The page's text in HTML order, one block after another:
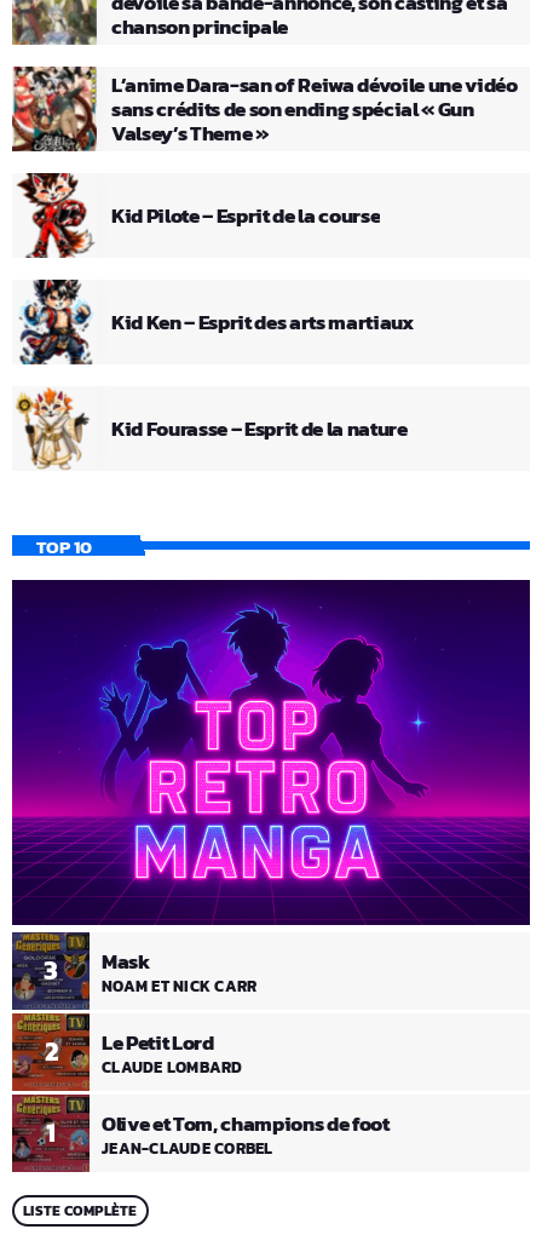
chanson principale
L’anime Dara-san of Reiwa dévoile une vidéo
sans crédits de son ending spécial « Gun
Valsey’s Theme »
Kid Pilote – Esprit de la course
Kid Ken – Esprit des arts martiaux
Kid Fourasse – Esprit de la nature
TOP 10
1 Olive et Tom, champions de foot
JEAN-CLAUDE CORBEL
2 Le Petit Lord
CLAUDE LOMBARD
3 Mask
NOAM ET NICK CARR
LISTE COMPLÈTE